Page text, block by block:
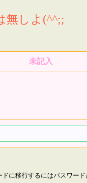
無しよ(^^;;
未記入
に移行するにはパスワード